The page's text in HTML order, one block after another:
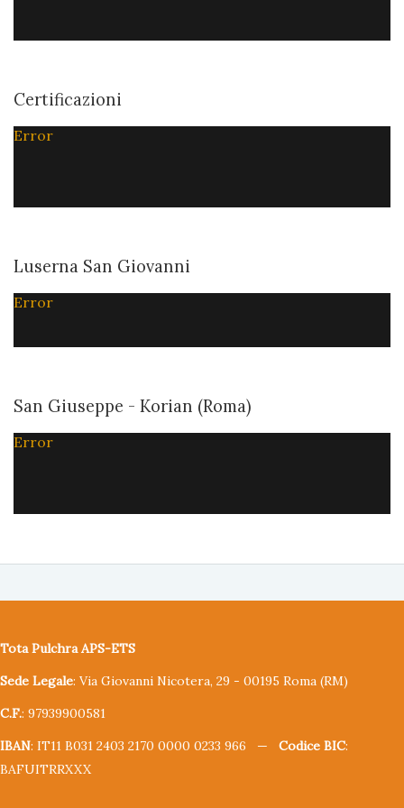
Certificazioni
Error
Luserna San Giovanni
Error
San Giuseppe - Korian (Roma)
Error
Tota Pulchra APS-ETS
Sede Legale: Via Giovanni Nicotera, 29 - 00195 Roma (RM)
C.F.: 97939900581
IBAN: IT11 B031 2403 2170 0000 0233 966 — Codice BIC:
BAFUITRRXXX